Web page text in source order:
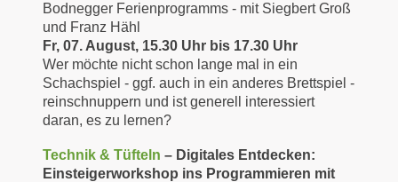
Bodnegger Ferienprogramms - mit Siegbert Groß
und Franz Hähl
Fr, 07. August, 15.30 Uhr bis 17.30 Uhr
Wer möchte nicht schon lange mal in ein
Schachspiel - ggf. auch in ein anderes Brettspiel -
reinschnuppern und ist generell interessiert
daran, es zu lernen?
Technik & Tüfteln – Digitales Entdecken:
Einsteigerworkshop ins Programmieren mit